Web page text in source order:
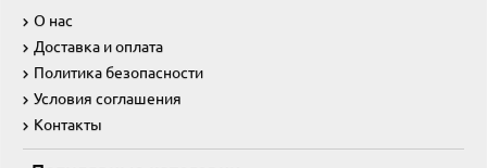
О нас
Доставка и оплата
Политика безопасности
Условия соглашения
Контакты